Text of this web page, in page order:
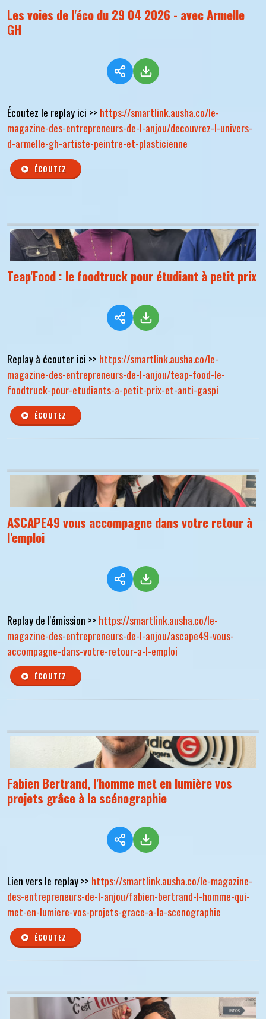
Les voies de l'éco du 29 04 2026 - avec Armelle
GH
Écoutez le replay ici >> https://smartlink.ausha.co/le-
magazine-des-entrepreneurs-de-l-anjou/decouvrez-l-univers-
d-armelle-gh-artiste-peintre-et-plasticienne
ÉCOUTEZ
Teap'Food : le foodtruck pour étudiant à petit prix
Replay à écouter ici >> https://smartlink.ausha.co/le-
magazine-des-entrepreneurs-de-l-anjou/teap-food-le-
foodtruck-pour-etudiants-a-petit-prix-et-anti-gaspi
ÉCOUTEZ
ASCAPE49 vous accompagne dans votre retour à
l'emploi
Replay de l'émission >> https://smartlink.ausha.co/le-
magazine-des-entrepreneurs-de-l-anjou/ascape49-vous-
accompagne-dans-votre-retour-a-l-emploi
ÉCOUTEZ
Fabien Bertrand, l'homme met en lumière vos
projets grâce à la scénographie
Lien vers le replay >> https://smartlink.ausha.co/le-magazine-
des-entrepreneurs-de-l-anjou/fabien-bertrand-l-homme-qui-
met-en-lumiere-vos-projets-grace-a-la-scenographie
ÉCOUTEZ